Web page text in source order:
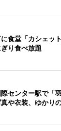
食堂「カシェッ
り食べ放題
センター駅で「
や衣装、ゆかり